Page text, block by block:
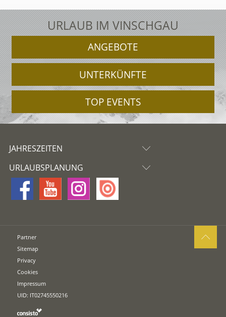
URLAUB IM VINSCHGAU
ANGEBOTE
UNTERKÜNFTE
TOP EVENTS
JAHRESZEITEN
URLAUBSPLANUNG
Partner
Sitemap
Privacy
Cookies
Impressum
UID: IT02745550216